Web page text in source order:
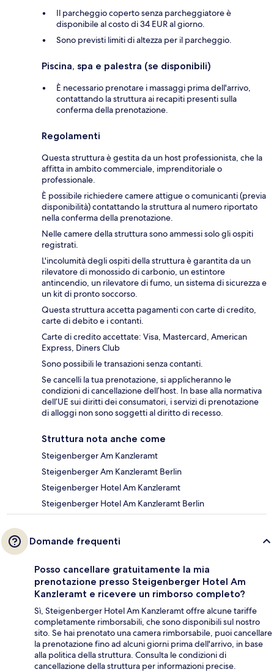
Il parcheggio coperto senza parcheggiatore è
disponibile al costo di 34 EUR al giorno.
Sono previsti limiti di altezza per il parcheggio.
Piscina, spa e palestra (se disponibili)
È necessario prenotare i massaggi prima dell'arrivo,
contattando la struttura ai recapiti presenti sulla
conferma della prenotazione.
Regolamenti
Questa struttura è gestita da un host professionista, che la
affitta in ambito commerciale, imprenditoriale o
professionale.
È possibile richiedere camere attigue o comunicanti (previa
disponibilità) contattando la struttura al numero riportato
nella conferma della prenotazione.
Nelle camere della struttura sono ammessi solo gli ospiti
registrati.
L'incolumità degli ospiti della struttura è garantita da un
rilevatore di monossido di carbonio, un estintore
antincendio, un rilevatore di fumo, un sistema di sicurezza e
un kit di pronto soccorso.
Questa struttura accetta pagamenti con carte di credito,
carte di debito e i contanti.
Carte di credito accettate: Visa, Mastercard, American
Express, Diners Club
Sono possibili le transazioni senza contanti.
Se cancelli la tua prenotazione, si applicheranno le
condizioni di cancellazione dell’host. In base alla normativa
dell’UE sui diritti dei consumatori, i servizi di prenotazione
di alloggi non sono soggetti al diritto di recesso.
Struttura nota anche come
Steigenberger Am Kanzleramt
Steigenberger Am Kanzleramt Berlin
Steigenberger Hotel Am Kanzleramt
Steigenberger Hotel Am Kanzleramt Berlin
Domande frequenti
Posso cancellare gratuitamente la mia
prenotazione presso Steigenberger Hotel Am
Kanzleramt e ricevere un rimborso completo?
Sì, Steigenberger Hotel Am Kanzleramt offre alcune tariffe
completamente rimborsabili, che sono disponibili sul nostro
sito. Se hai prenotato una camera rimborsabile, puoi cancellare
la prenotazione fino ad alcuni giorni prima dell'arrivo, in base
alla politica della struttura. Consulta le condizioni di
cancellazione della struttura per informazioni precise.